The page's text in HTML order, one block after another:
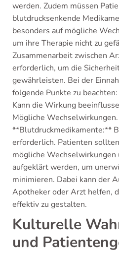
werden. Zudem müssen
blutdrucksenkende
besonders auf mögliche
um ihre Therapie nicht zu
Zusammenarbeit zwischen
erforderlich, um die
gewährleisten. Bei der
folgende Punkte zu
Kann die Wirkung
Mögliche
**Blutdruckmedikamente:**
erforderlich. Patienten
mögliche Wechselwirkungen
aufgeklärt werden, um
minimieren. Dabei kann der
Apotheker oder Arzt helfen,
effektiv zu gestalten.
Kulturelle
und